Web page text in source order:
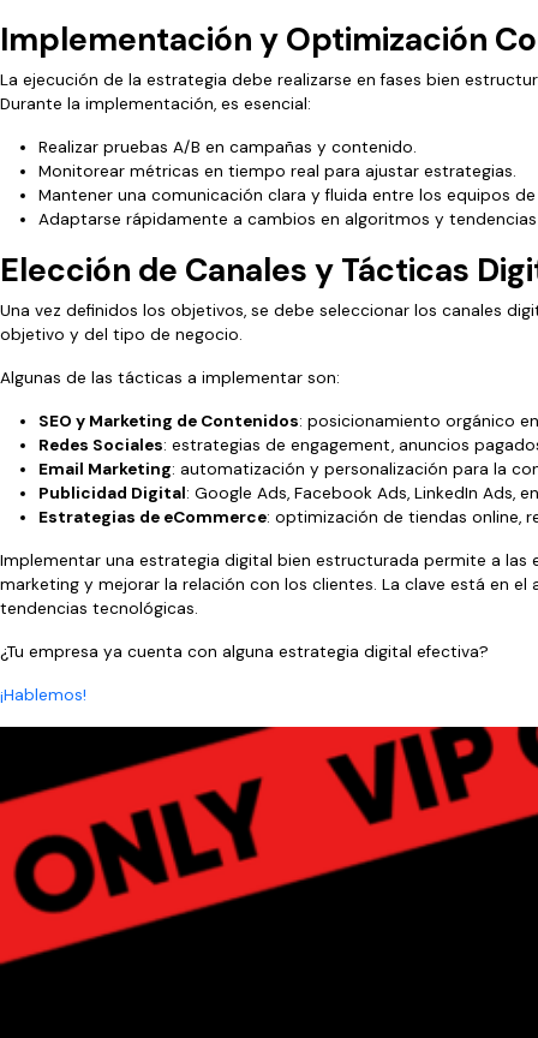
Implementación y Optimización
La ejecución de la estrategia debe realizarse en fases bien
Durante la implementación, es esencial:
Realizar pruebas A/B en campañas y contenido.
Monitorear métricas en tiempo real para ajustar estrategias.
Mantener una comunicación clara y fluida entre los equipos
Adaptarse rápidamente a cambios en algoritmos y
Elección de Canales y Tácticas
Una vez definidos los objetivos, se debe seleccionar los canales
objetivo y del tipo de negocio.
Algunas de las tácticas a implementar son:
SEO y Marketing de Contenidos: posicionamiento orgánico
Redes Sociales: estrategias de engagement, anuncios
Email Marketing: automatización y personalización para la
Publicidad Digital: Google Ads, Facebook Ads, LinkedIn Ads,
Estrategias de eCommerce: optimización de tiendas online,
Implementar una estrategia digital bien estructurada permite a
marketing y mejorar la relación con los clientes. La clave está en
tendencias tecnológicas.
¿Tu empresa ya cuenta con alguna estrategia digital efectiva?
¡Hablemos!